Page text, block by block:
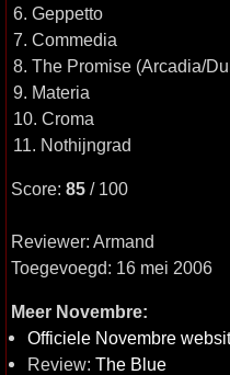
6. Geppetto
7. Commedia
8. The Promise (Arcadia/
9. Materia
10. Croma
11. Nothijngrad
Score: 85 / 100
Reviewer: Armand
Toegevoegd: 16 mei 2006
Meer Novembre:
Officiele Novembre
Review: The Blue